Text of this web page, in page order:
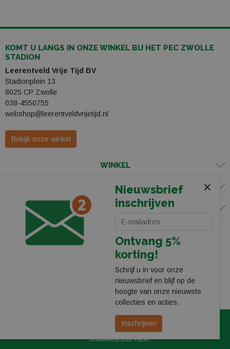
KOMT U LANGS IN ONZE WINKEL BIJ HET PEC ZWOLLE
STADION
Leerentveld Vrije Tijd BV
Stadionplein 13
8025 CP Zwolle
038-4550755
webshop@leerentveldvrijetijd.nl
Bekijk onze winkel
WINKEL
KLANTENSERVICE
VOLG ONS
×
Nieuwsbrief
inschrijven
Ontvang 5%
korting!
Schrijf u in voor onze
nieuwsbrief en blijf op de
hoogte van onze nieuwste
collecties en acties.
InschrijvenAlgemene Voorwaarden
Ontwikkeld door Factif